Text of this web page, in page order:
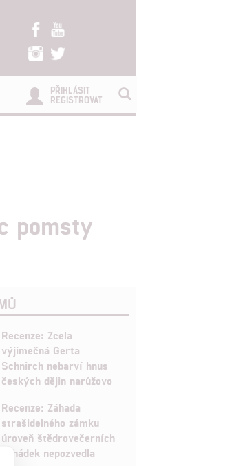
PŘIHLÁSIT
REGISTROVAT
pomsty
Recenze: Zcela
výjimečná Gerta
Schnirch nebarví hnus
českých dějin narůžovo
Recenze: Záhada
strašidelného zámku
úroveň štědrovečerních
pohádek nepozvedla